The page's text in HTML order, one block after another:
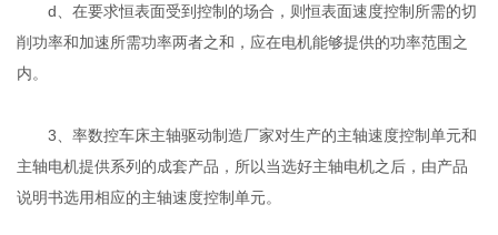
d、在要求恒表面受到控制的场合，则恒表面速度控制所需的切
削功率和加速所需功率两者之和，应在电机能够提供的功率范围之
内。
3、率数控车床主轴驱动制造厂家对生产的主轴速度控制单元和
主轴电机提供系列的成套产品，所以当选好主轴电机之后，由产品
说明书选用相应的主轴速度控制单元。